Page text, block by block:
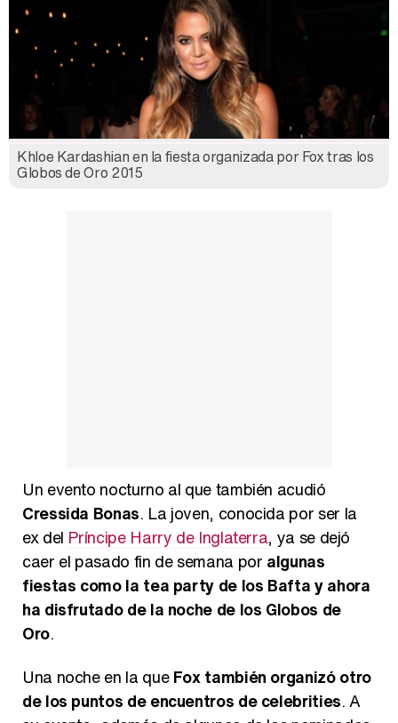
Khloe Kardashian en la fiesta organizada por Fox tras los
Globos de Oro 2015
Un evento nocturno al que también acudió
Cressida Bonas. La joven, conocida por ser la
ex del Príncipe Harry de Inglaterra, ya se dejó
caer el pasado fin de semana por algunas
fiestas como la tea party de los Bafta y ahora
ha disfrutado de la noche de los Globos de
Oro.
Una noche en la queFox también organizó otro
de los puntos de encuentros de celebrities. A